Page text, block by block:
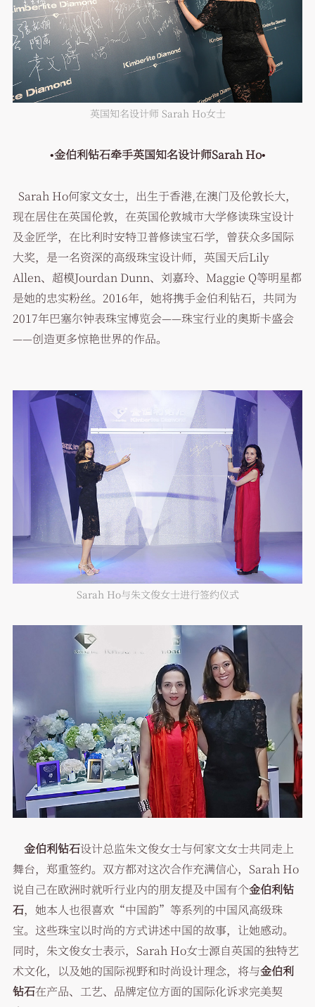
英国知名设计师 Sarah Ho女士
•金伯利钻石牵手英国知名设计师Sarah Ho•
Sarah Ho何家文女士，出生于香港,在澳门及伦敦长大，
现在居住在英国伦敦，在英国伦敦城市大学修读珠宝设计
及金匠学，在比利时安特卫普修读宝石学，曾获众多国际
大奖，是一名资深的高级珠宝设计师，英国天后Lily
Allen、超模Jourdan Dunn、刘嘉玲、Maggie Q等明星都
是她的忠实粉丝。2016年，她将携手金伯利钻石，共同为
2017年巴塞尔钟表珠宝博览会——珠宝行业的奥斯卡盛会
——创造更多惊艳世界的作品。
Sarah Ho与朱文俊女士进行签约仪式
金伯利钻石设计总监朱文俊女士与何家文女士共同走上
舞台，郑重签约。双方都对这次合作充满信心，Sarah Ho
说自己在欧洲时就听行业内的朋友提及中国有个金伯利钻
石，她本人也很喜欢“中国韵”等系列的中国风高级珠
宝。这些珠宝以时尚的方式讲述中国的故事，让她感动。
同时，朱文俊女士表示，Sarah Ho女士源自英国的独特艺
术文化，以及她的国际视野和时尚设计理念，将与金伯利
钻石在产品、工艺、品牌定位方面的国际化诉求完美契